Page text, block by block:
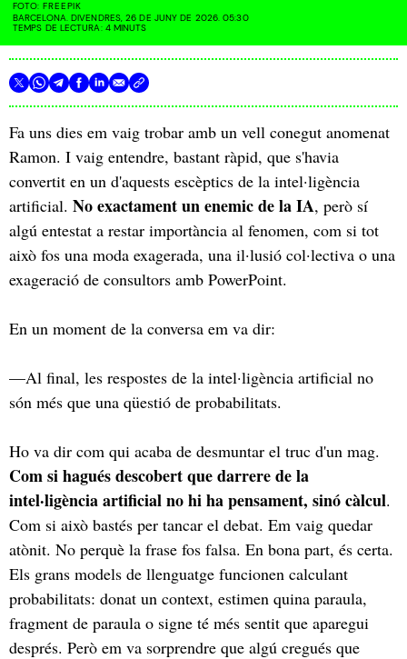
FOTO: FREEPIK
BARCELONA. DIVENDRES, 26 DE JUNY DE 2026. 05:30
TEMPS DE LECTURA: 4 MINUTS
Fa uns dies em vaig trobar amb un vell conegut anomenat
Ramon. I vaig entendre, bastant ràpid, que s'havia
convertit en un d'aquests escèptics de la intel·ligència
artificial. No exactament un enemic de la IA, però sí
algú entestat a restar importància al fenomen, com si tot
això fos una moda exagerada, una il·lusió col·lectiva o una
exageració de consultors amb PowerPoint.
En un moment de la conversa em va dir:
—Al final, les respostes de la intel·ligència artificial no
són més que una qüestió de probabilitats.
Ho va dir com qui acaba de desmuntar el truc d'un mag.
Com si hagués descobert que darrere de la
intel·ligència artificial no hi ha pensament, sinó càlcul.
Com si això bastés per tancar el debat. Em vaig quedar
atònit. No perquè la frase fos falsa. En bona part, és certa.
Els grans models de llenguatge funcionen calculant
probabilitats: donat un context, estimen quina paraula,
fragment de paraula o signe té més sentit que aparegui
després. Però em va sorprendre que algú cregués que